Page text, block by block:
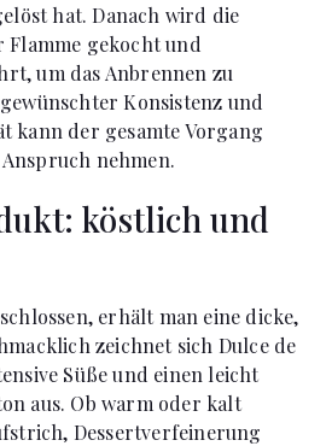
hat. Danach wird die
gekocht und
um das Anbrennen zu
Konsistenz und
kann der gesamte Vorgang
nehmen.
köstlich und
erhält man eine dicke,
zeichnet sich Dulce de
Süße und einen leicht
aus. Ob warm oder kalt
Dessertverfeinerung